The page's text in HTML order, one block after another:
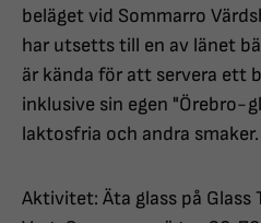
beläget vid Sommarro
har utsetts till en av länet
är kända för att servera ett
inklusive sin egen "Örebro-
laktosfria och andra smaker.
Aktivitet: Äta glass på Glass